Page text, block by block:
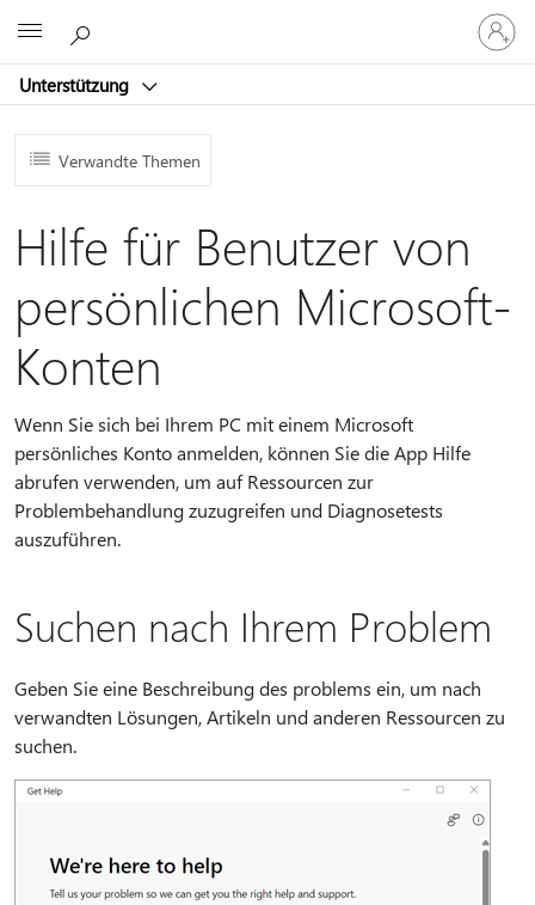
Unterstützung
Bei
Ihrem
Konto
Verwandte Themen
Hilfe für Benutzer von
persönlichen Microsoft-
Konten
Wenn Sie sich bei Ihrem PC mit einem Microsoft
persönliches Konto anmelden, können Sie die App Hilfe
abrufen verwenden, um auf Ressourcen zur
Problembehandlung zuzugreifen und Diagnosetests
auszuführen.
Suchen nach Ihrem Problem
Geben Sie eine Beschreibung des problems ein, um nach
verwandten Lösungen, Artikeln und anderen Ressourcen zu
suchen.